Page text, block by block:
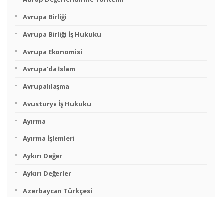
Avrupa Birliği
Avrupa Birliği İş Hukuku
Avrupa Ekonomisi
Avrupa'da İslam
Avrupalılaşma
Avusturya İş Hukuku
Ayırma
Ayırma İşlemleri
Aykırı Değer
Aykırı Değerler
Azerbaycan Türkçesi